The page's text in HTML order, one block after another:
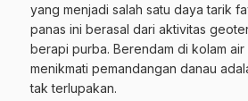
yang menjadi salah satu daya tarik
panas ini berasal dari aktivitas
berapi purba. Berendam di kolam air
menikmati pemandangan danau
tak terlupakan.